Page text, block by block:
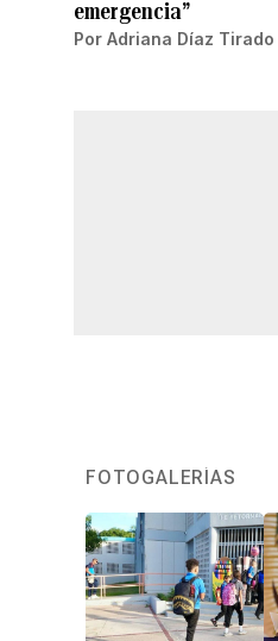
emergencia”
Por Adriana Díaz Tirado
FOTOGALERÍAS